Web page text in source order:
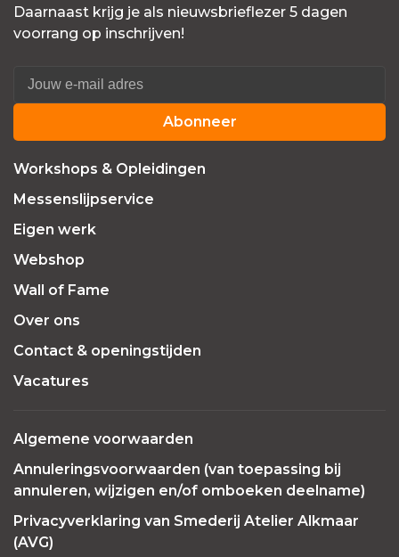
Daarnaast krijg je als nieuwsbrieflezer 5 dagen
voorrang op inschrijven!
Abonneer
Workshops & Opleidingen
Messenslijpservice
Eigen werk
Webshop
Wall of Fame
Over ons
Contact & openingstijden
Vacatures
Algemene voorwaarden
Annuleringsvoorwaarden (van toepassing bij
annuleren, wijzigen en/of omboeken deelname)
Privacyverklaring van Smederij Atelier Alkmaar
(AVG)